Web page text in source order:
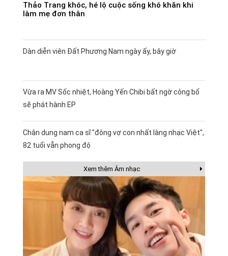
Thảo Trang khóc, hé lộ cuộc sống khó khăn khi
làm mẹ đơn thân
Dàn diễn viên Đất Phương Nam ngày ấy, bây giờ
Vừa ra MV Sốc nhiệt, Hoàng Yến Chibi bất ngờ công bố
sẽ phát hành EP
Chân dung nam ca sĩ "đông vợ con nhất làng nhạc Việt",
82 tuổi vẫn phong độ
Xem thêm Âm nhạc